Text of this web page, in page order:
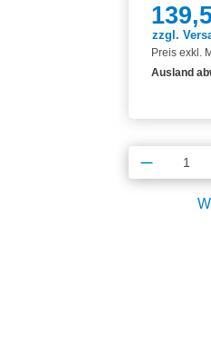
zzgl.
Preis exkl.
Ausland